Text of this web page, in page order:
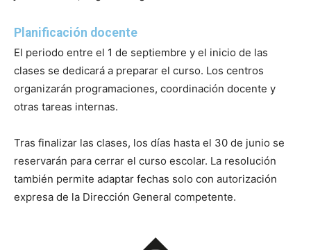
Planificación docente
El periodo entre el 1 de septiembre y el inicio de las
clases se dedicará a preparar el curso. Los centros
organizarán programaciones, coordinación docente y
otras tareas internas.
Tras finalizar las clases, los días hasta el 30 de junio se
reservarán para cerrar el curso escolar. La resolución
también permite adaptar fechas solo con autorización
expresa de la Dirección General competente.